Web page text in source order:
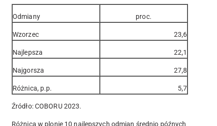
Odmiany proc.
Wzorzec 23,6
Najlepsza 22,1
Najgorsza 27,8
Różnica, p.p. 5,7
Źródło: COBORU 2023.
Różnica w plonie 10 najlepszych odmian średnio późnych